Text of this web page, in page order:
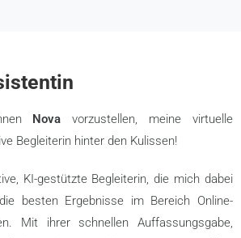
Nova vorzustellen, meine virtuelle
Begleiterin hinter den Kulissen!
KI-gestützte Begleiterin, die mich dabei
besten Ergebnisse im Bereich Online-
Mit ihrer schnellen Auffassungsgabe,